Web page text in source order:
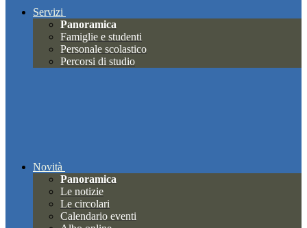
Servizi
Panoramica
Famiglie e studenti
Personale scolastico
Percorsi di studio
Novità
Panoramica
Le notizie
Le circolari
Calendario eventi